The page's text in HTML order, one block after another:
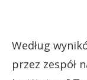
Według
przez zespół